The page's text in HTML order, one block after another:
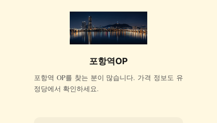
포항역OP
포항역 OP를 찾는 분이 많습니다. 가격 정보도 유
정당에서 확인하세요.